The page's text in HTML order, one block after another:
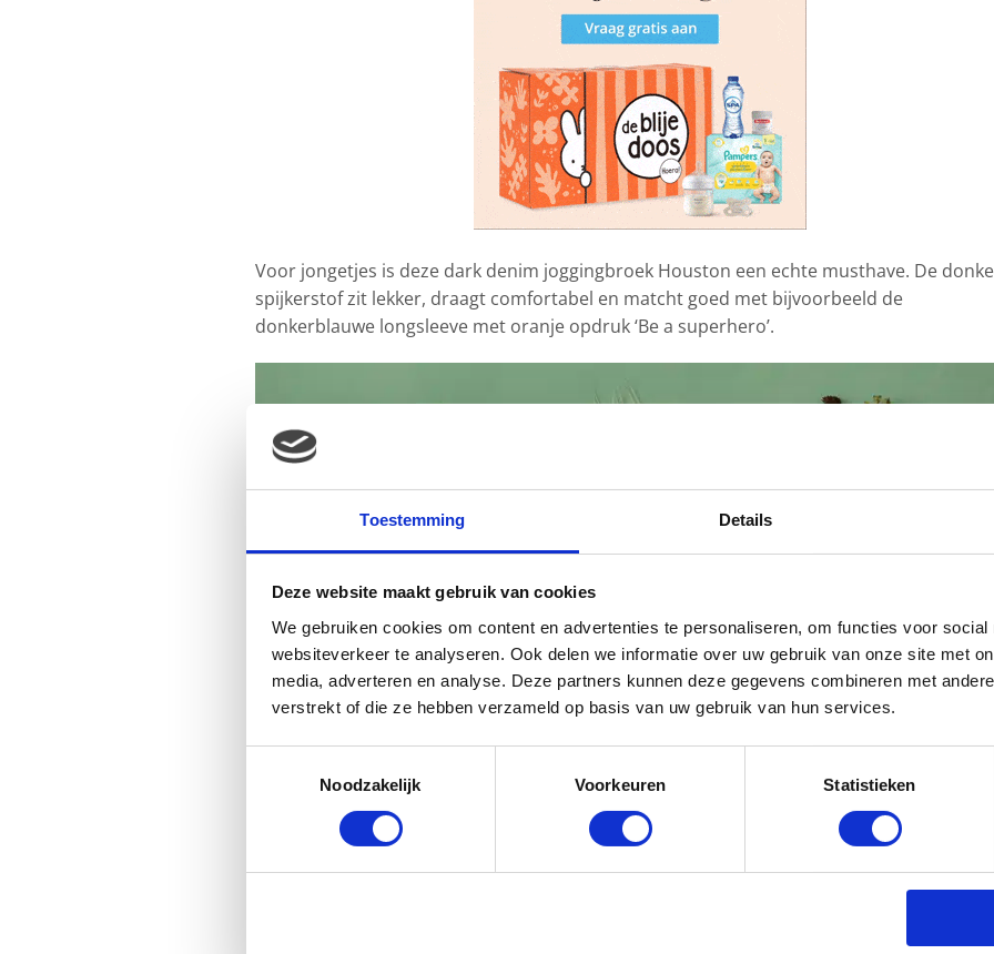
Toestemming Details
Deze website maakt gebruik van cookies
We gebruiken cookies om content en advertenties te personaliseren, om functies voor social
websiteverkeer te analyseren. Ook delen we informatie over uw gebruik van onze site met
media, adverteren en analyse. Deze partners kunnen deze gegevens combineren met
verstrekt of die ze hebben verzameld op basis van uw gebruik van hun services.
Noodzakelijk
Voorkeuren Statistieken
Voor jongetjes is deze dark denim joggingbroek Houston een echte musthave. De
spijkerstof zit lekker, draagt comfortabel en matcht goed met bijvoorbeeld de
donkerblauwe longsleeve met oranje opdruk ‘Be a superhero’.